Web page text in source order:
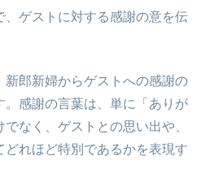
、ゲストに対する感謝の意を伝
郎新婦からゲストへの感謝の
感謝の言葉は、単に「ありが
なく、ゲストとの思い出や、
れほど特別であるかを表現す